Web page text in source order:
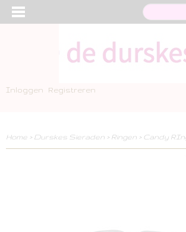
Inloggen Registreren
Home > Durskes Sieraden > Ringen > Candy